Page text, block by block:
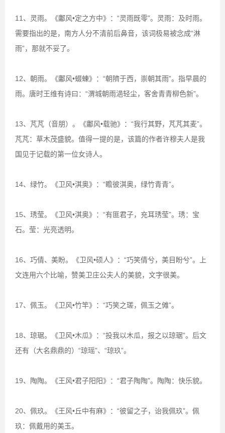
11、灵雨。《鄘风•定之方中》：“灵雨既零”。灵雨：及时雨。
需要指出的是，南方人分不清前后鼻音，该词极易被念成“淋
雨”，那就不妥了。
12、朝雨。《鄘风•蝃蝀》：“朝隮于西，崇朝其雨”。指早晨的
雨。唐时王维有诗曰：“渭城朝雨浥轻尘，客舍青青柳色新”。
13、芃芃（音朋）。《鄘风•载驰》：“我行其野，芃芃其麦”。
芃芃：草木茂盛貌。值得一提的是，该篇的作者许穆夫人是我
国见于记载的第一位女诗人。
14、绿竹。《卫风•淇奥》：“瞻彼淇奥，绿竹青青”。
15、琇莹。《卫风•淇奥》：“有匪君子，充耳琇莹”。琇：宝
石。莹：光亮透明。
16、巧倩、美盼。《卫风•硕人》：“巧笑倩兮，美目盼兮”。上
文连用六个比喻，赞美卫庄公夫人的美貌，文字很美。
17、佩玉。《卫风•竹竿》：“巧笑之瑳，佩玉之傩”。
18、琼琚。《卫风•木瓜》：“投我以木瓜，报之以琼琚”。后文
还有（大名鼎鼎的）“琼瑶”、“琼玖”。
19、陶陶。《王风•君子阳阳》：“君子陶陶”。陶陶：快乐貌。
20、佩玖。《王风•丘中有麻》：“彼留之子，诒我佩玖”。佩
玖：佩戴用的美玉。